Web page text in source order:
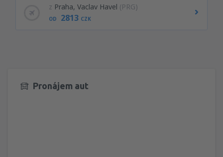
z Praha, Vaclav Havel (PRG)
OD 2813 CZK
Pronájem aut